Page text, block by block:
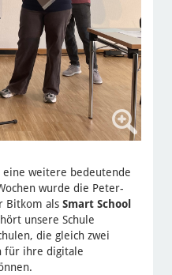
eine weitere bedeutende
wurde die Peter-
Bitkom als Smart School
unsere Schule
die gleich zwei
für ihre digitale